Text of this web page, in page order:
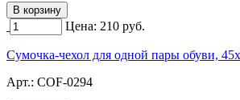
Цена: 210 руб.
Сумочка-чехол для одной пары обуви,
Арт.: COF-0294